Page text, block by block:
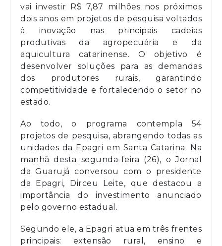
vai investir R$ 7,87 milhões nos próximos
dois anos em projetos de pesquisa voltados
à inovação nas principais cadeias
produtivas da agropecuária e da
aquicultura catarinense. O objetivo é
desenvolver soluções para as demandas
dos produtores rurais, garantindo
competitividade e fortalecendo o setor no
estado.
Ao todo, o programa contempla 54
projetos de pesquisa, abrangendo todas as
unidades da Epagri em Santa Catarina. Na
manhã desta segunda-feira (26), o Jornal
da Guarujá conversou com o presidente
da Epagri, Dirceu Leite, que destacou a
importância do investimento anunciado
pelo governo estadual.
Segundo ele, a Epagri atua em três frentes
principais: extensão rural, ensino e